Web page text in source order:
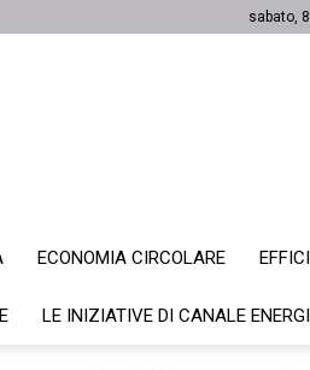
sabato,
ECONOMIA CIRCOLARE
LE INIZIATIVE DI CANALE